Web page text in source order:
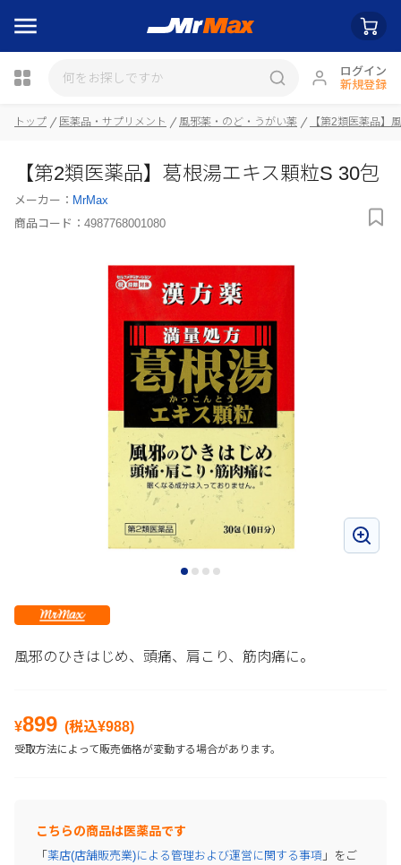
ログイン
新規登録
瓶詰
トップ 医薬品・サプリメント 風邪薬・のど・うがい薬 【第2類医薬品】
【第2類医薬品】葛根湯エキス顆粒S 30包
メーカー： MrMax
商品コード： 4987768001080
風邪のひきはじめ、頭痛、肩こり、筋肉痛に。
¥899 (税込¥988)
受取方法によって販売価格が変動する場合があります。
こちらの商品は医薬品です
「 薬店(店舗販売業)による管理および運営に関する事項 」をご